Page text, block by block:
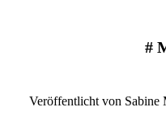
#
Veröffentlicht von